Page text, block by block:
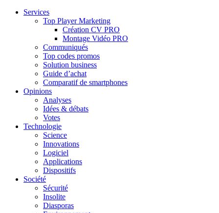
Services
Top Player Marketing
Création CV PRO
Montage Vidéo PRO
Communiqués
Top codes promos
Solution business
Guide d’achat
Comparatif de smartphones
Opinions
Analyses
Idées & débats
Votes
Technologie
Science
Innovations
Logiciel
Applications
Dispositifs
Société
Sécurité
Insolite
Diasporas